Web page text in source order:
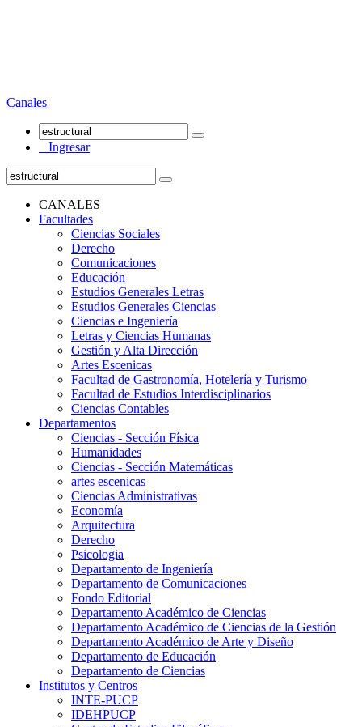
Canales
Ingresar
CANALES
Facultades
Ciencias Sociales
Derecho
Comunicaciones
Educación
Estudios Generales Letras
Estudios Generales Ciencias
Ciencias e Ingeniería
Letras y Ciencias Humanas
Gestión y Alta Dirección
Artes Escenicas
Facultad de Gastronomía, Hotelería y Turismo
Facultad de Estudios Interdisciplinarios
Ciencias Contables
Departamentos
Ciencias - Sección Física
Humanidades
Ciencias - Sección Matemáticas
artes escenicas
Ciencias Administrativas
Economía
Arquitectura
Derecho
Psicologia
Departamento de Ingeniería
Departamento de Comunicaciones
Fondo Editorial
Departamento Académico de Ciencias
Departamento Académico de Ciencias de la Gestión
Departamento Académico de Arte y Diseño
Departamento de Educación
Departamento de Ciencias
Institutos y Centros
INTE-PUCP
IDEHPUCP